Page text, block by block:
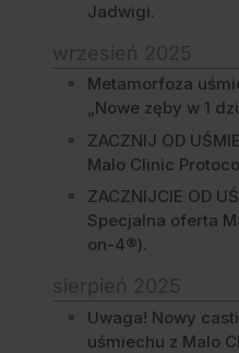
Jadwigi.
Metamorfoza
„Nowe zęby w 1
ZACZNIJ OD
Malo Clinic
ZACZNIJCIE OD
Specjalna oferta
on-4®).
Uwaga! Nowy
uśmiechu z Malo